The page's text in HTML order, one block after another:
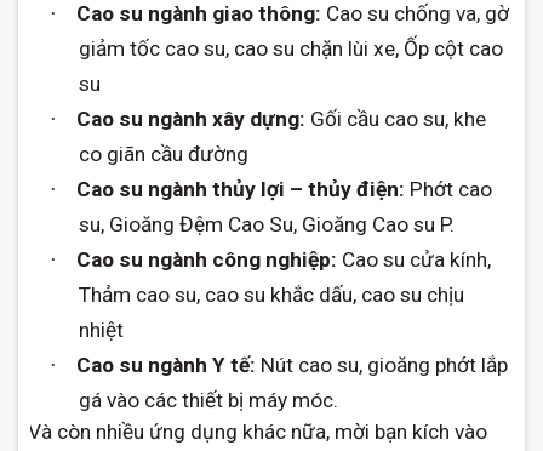
· Cao su ngành giao thông: Cao su chống va, gờ
giảm tốc cao su, cao su chặn lùi xe, Ốp cột cao
su
· Cao su ngành xây dựng: Gối cầu cao su, khe
co giãn cầu đường
· Cao su ngành thủy lợi – thủy điện: Phớt cao
su, Gioăng Đệm Cao Su, Gioăng Cao su P.
· Cao su ngành công nghiệp: Cao su cửa kính,
Thảm cao su, cao su khắc dấu, cao su chịu
nhiệt
· Cao su ngành Y tế: Nút cao su, gioăng phớt lắp
gá vào các thiết bị máy móc.
Và còn nhiều ứng dụng khác nữa, mời bạn kích vào